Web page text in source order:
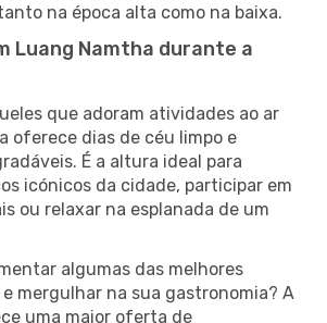
na época alta como na baixa.
Luang Namtha durante a
que adoram atividades ao ar
oferece dias de céu limpo e
É a altura ideal para
icónicos da cidade, participar em
ou relaxar na esplanada de um
algumas das melhores
mergulhar na sua gastronomia? A
uma maior oferta de